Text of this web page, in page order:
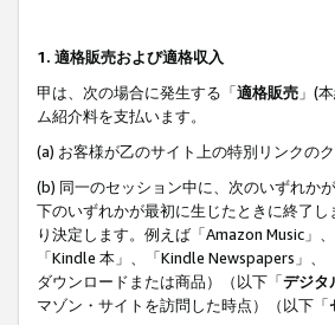
1. 適格販売および適格収入
甲は、次の場合に発生する「適格販売 」(
ム紹介料を支払います。
(a) お客様が乙のサイト上の特別リンクの
(b) 同一のセッション中に、次のいずれか
下のいずれかが最初に生じたときに終了
り決定します。例えば「Amazon Music」
「Kindle 本」、「Kindle Newspapers」
ダウンロードまたは商品）（以下「デジタ
マゾン・サイトを訪問した時点）（以下「